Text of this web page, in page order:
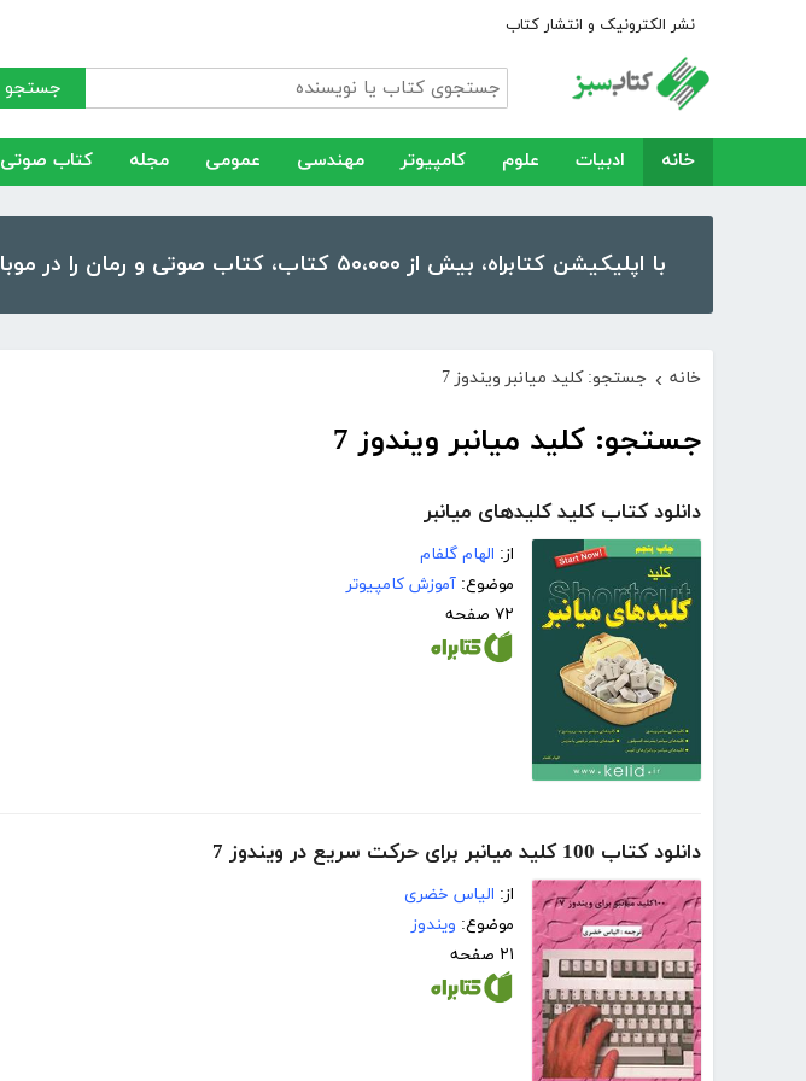
نشر الکترونیک و انتشار کتاب
جستجو
خانه ادبیات علوم کامپیوتر مهندسی عمومی مجله کتاب صوتی
با اپلیکیشن کتابراه، بیش از ۵۰،۰۰۰ کتاب، کتاب صوتی و رمان را در موبایل و تبلت خود داشته باشید!
خانه › جستجو: کلید میانبر ویندوز 7
جستجو: کلید میانبر ویندوز 7
دانلود کتاب کلید کلیدهای میانبر
از: الهام گلفام
موضوع: آموزش کامپیوتر
۷۲ صفحه
دانلود کتاب 100 کلید میانبر برای حرکت سریع در ویندوز 7
از: الیاس خضری
موضوع: ویندوز
۲۱ صفحه